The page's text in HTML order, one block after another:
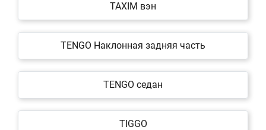
TAXIM вэн
TENGO Наклонная задняя часть
TENGO седан
TIGGO